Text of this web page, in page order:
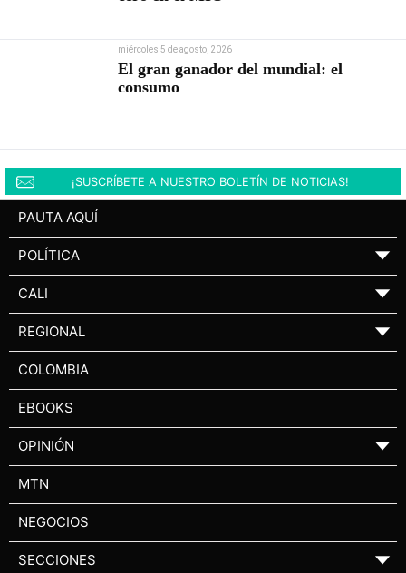
miércoles 5 de agosto, 2026
El gran ganador del mundial: el
consumo
¡SUSCRÍBETE A NUESTRO BOLETÍN DE NOTICIAS!
PAUTA AQUÍ
POLÍTICA ▼
CALI ▼
REGIONAL ▼
COLOMBIA
EBOOKS
OPINIÓN ▼
MTN
NEGOCIOS
SECCIONES ▼